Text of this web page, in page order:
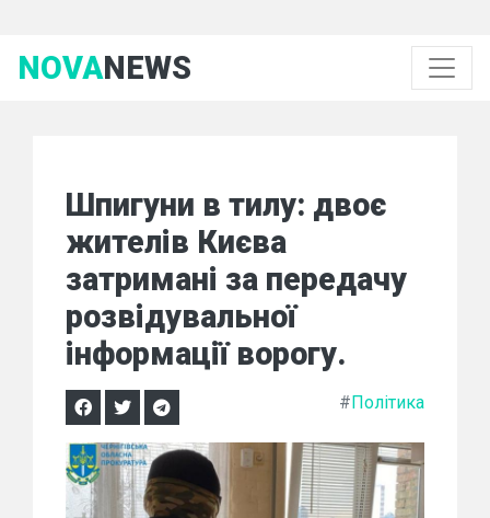
NOVANEWS
Шпигуни в тилу: двоє
жителів Києва
затримані за передачу
розвідувальної
інформації ворогу.
#Політика